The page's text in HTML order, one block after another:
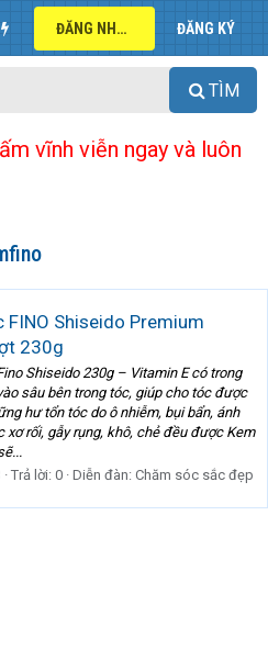
ĐĂNG NHẬP ĐĂNG KÝ
TÌM
vĩnh viễn ngay và luôn
FINO Shiseido Premium
230g
Shiseido 230g – Vitamin E có trong
sâu bên trong tóc, giúp cho tóc được
hư tổn tóc do ô nhiễm, bụi bẩn, ánh
xơ rối, gẫy rụng, khô, chẻ đều được Kem
Trả lời: 0 Diễn đàn: Chăm sóc sắc đẹp